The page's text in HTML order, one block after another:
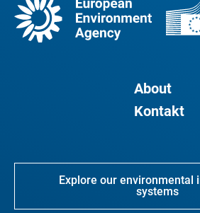
About
Kontakt
Explore our environmental
systems